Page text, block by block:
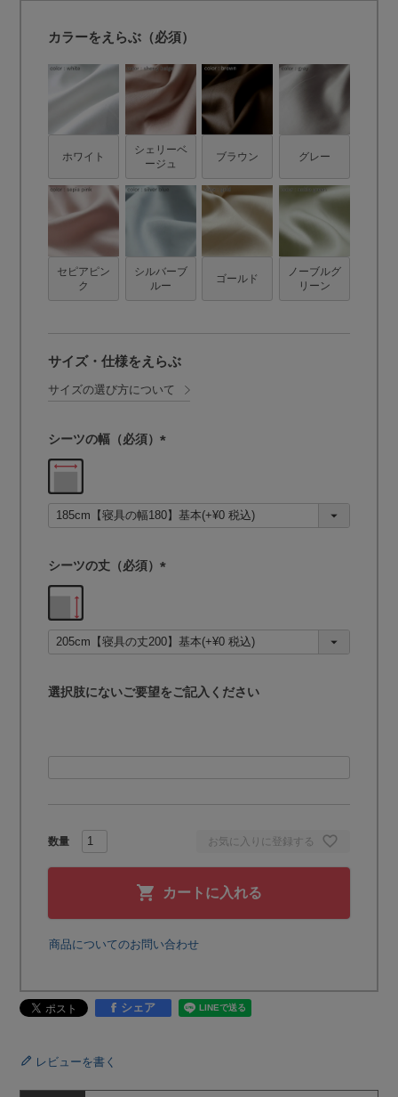
カラーをえらぶ（必須）
ホワイト
シェリーベ
ージュ
ブラウン グレー
セピアピン
ク
シルバーブ
ルー
ゴールド
ノーブルグ
リーン
お気に入りに登録する
カートに入れる
サイズ・仕様をえらぶ
サイズの選び方について
シーツの幅（必須）
須
)
シーツの丈（必須）
須
)
選択肢にないご要望をご記入ください
商品についてのお問い合わせ
シェア
レビューを書く